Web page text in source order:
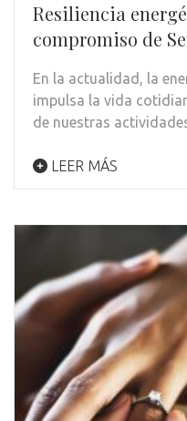
Resiliencia
compromiso de
En la actualidad, la
impulsa la vida
de nuestras
LEER MÁS